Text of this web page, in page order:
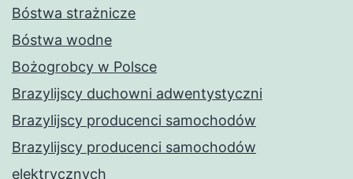
Bóstwa strażnicze
Bóstwa wodne
Bożogrobcy w Polsce
Brazylijscy duchowni adwentystyczni
Brazylijscy producenci samochodów
Brazylijscy producenci samochodów
elektrycznych